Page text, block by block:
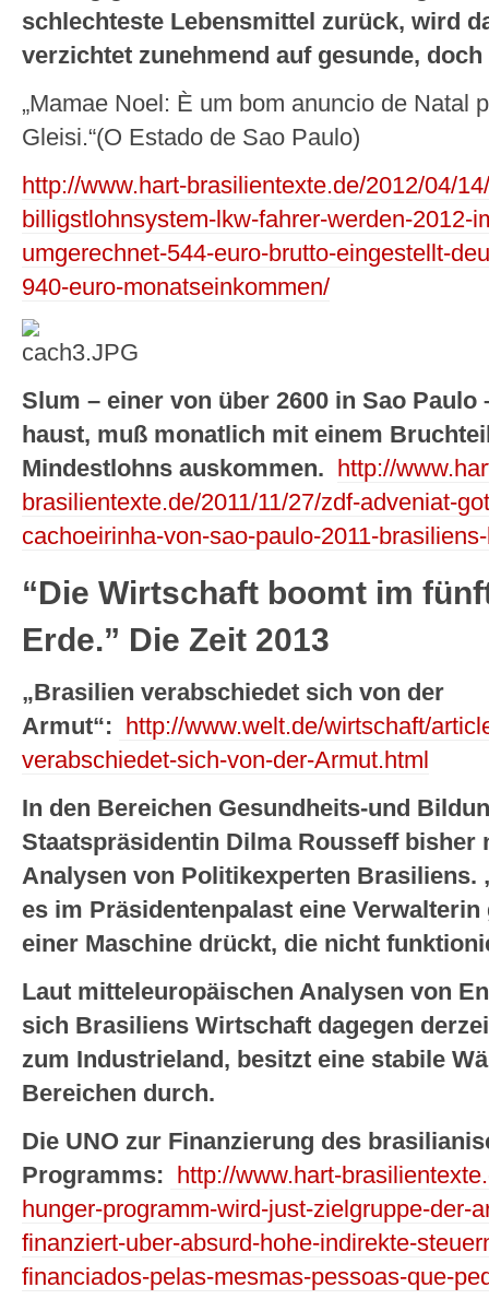
schlechteste Lebensmittel zurück, wird
verzichtet zunehmend auf gesunde,
„Mamae Noel: È um bom anuncio de Natal
Gleisi.“(O Estado de Sao Paulo)
http://www.hart-brasilientexte.de/2012/04/
billigstlohnsystem-lkw-fahrer-werden-2012-
umgerechnet-544-euro-brutto-eingestellt-
940-euro-monatseinkommen/
Slum – einer von über 2600 in Sao
haust, muß monatlich mit einem
Mindestlohns auskommen.
http://
brasilientexte.de/2011/11/27/zdf-adveniat-
cachoeirinha-von-sao-paulo-2011-
“Die Wirtschaft boomt im
Erde.” Die Zeit 2013
„Brasilien verabschiedet sich von der
Armut“:
http://www.welt.de/wirtschaft/
verabschiedet-sich-von-der-Armut.html
In den Bereichen Gesundheits-und
Staatspräsidentin Dilma Rousseff bisher
Analysen von Politikexperten Brasiliens.
es im Präsidentenpalast eine
einer Maschine drückt, die nicht
Laut mitteleuropäischen Analysen von
sich Brasiliens Wirtschaft dagegen
zum Industrieland, besitzt eine stabile
Bereichen durch.
Die UNO zur Finanzierung des
Programms:
http://www.hart-
hunger-programm-wird-just-zielgruppe-der-
finanziert-uber-absurd-hohe-indirekte-
financiados-pelas-mesmas-pessoas-que-